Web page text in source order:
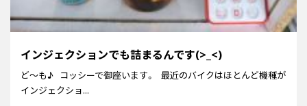
インジェクションでも詰まるんです(>_<)
ど～も♪ コッシーで御座います。 最近のバイクはほとんど機種が
インジェクショ...